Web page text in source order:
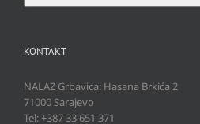
KONTAKT
NALAZ Grbavica: Hasana Brkića 2
71000 Sarajevo
Tel: +387 33 651 371